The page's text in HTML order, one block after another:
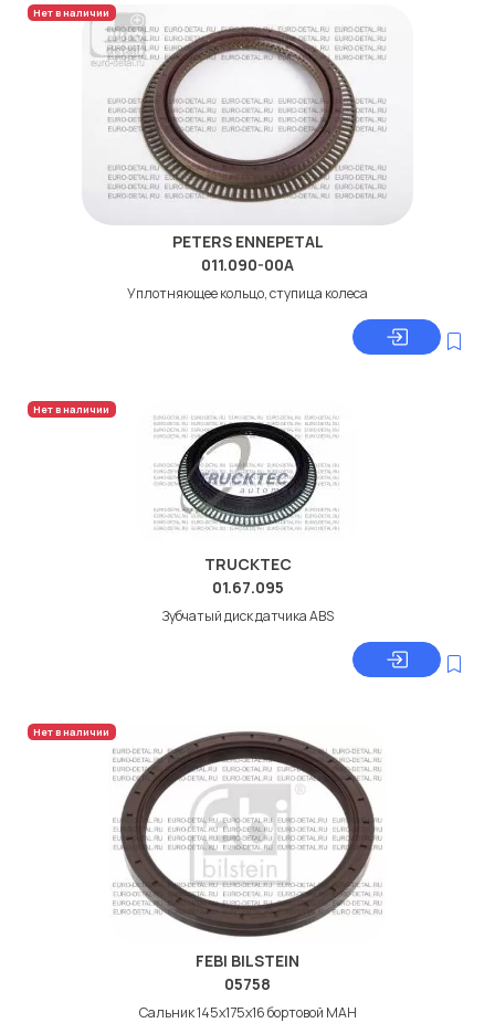
Нет в наличии
PETERS ENNEPETAL
011.090-00A
Уплотняющее кольцо, ступица колеса
Нет в наличии
TRUCKTEC
01.67.095
Зубчатый диск датчика ABS
Нет в наличии
FEBI BILSTEIN
05758
Сальник 145x175x16 бортовой МАН